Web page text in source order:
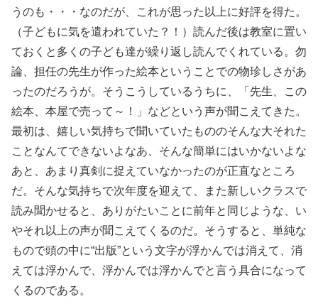
うのも・・・なのだが、これが思った以上に好評を得た。
（子どもに気を遣われていた？！）読んだ後は教室に置い
ておくと多くの子ども達が繰り返し読んでくれている。勿
論、担任の先生が作った絵本ということでの物珍しさがあ
ったのだろうが。そうこうしているうちに、「先生、この
絵本、本屋で売って～！」などという声が聞こえてきた。
最初は、嬉しい気持ちで聞いていたもののそんな大それた
ことなんてできないよなあ、そんな簡単にはいかないよな
あと、あまり真剣に捉えていなかったのが正直なところ
だ。そんな気持ちで次年度を迎えて、また新しいクラスで
読み聞かせると、ありがたいことに前年と同じような、い
やそれ以上の声が聞こえてくるのだ。そうすると、単純な
もので頭の中に“出版”という文字が浮かんでは消えて、消
えては浮かんで、浮かんでは浮かんでと言う具合になって
くるのである。